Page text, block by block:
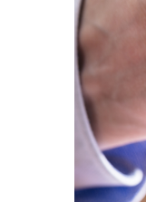
知识
财税